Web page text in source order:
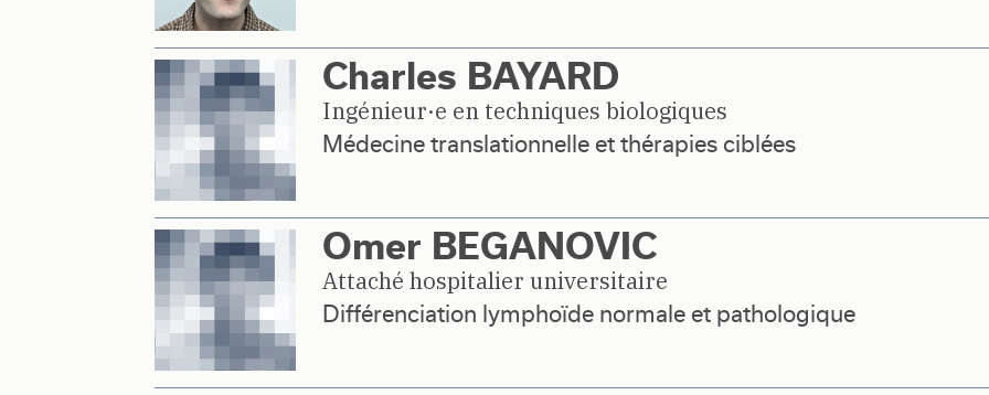
Charles BAYARD
Ingénieur·e en techniques biologiques
Médecine translationnelle et thérapies ciblées
Omer BEGANOVIC
Attaché hospitalier universitaire
Différenciation lymphoïde normale et pathologique